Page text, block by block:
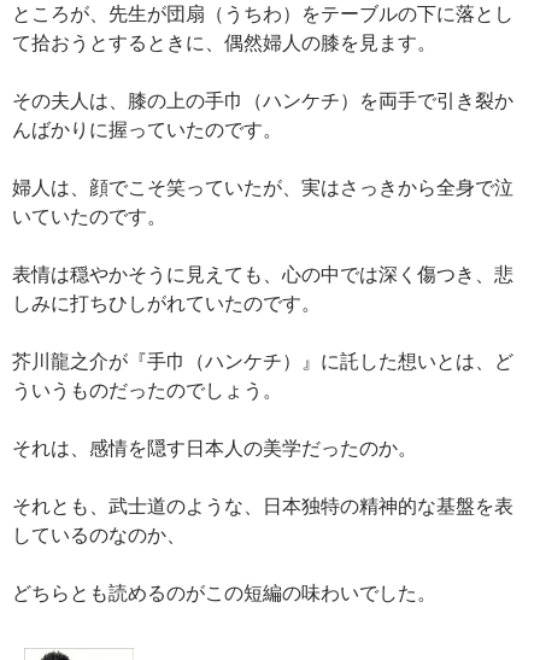
ところが、先生が団扇（うちわ）をテーブルの下に落とし
て拾おうとするときに、偶然婦人の膝を見ます。
その夫人は、膝の上の手巾（ハンケチ）を両手で引き裂か
んばかりに握っていたのです。
婦人は、顔でこそ笑っていたが、実はさっきから全身で泣
いていたのです。
表情は穏やかそうに見えても、心の中では深く傷つき、悲
しみに打ちひしがれていたのです。
芥川龍之介が『手巾（ハンケチ）』に託した想いとは、ど
ういうものだったのでしょう。
それは、感情を隠す日本人の美学だったのか。
それとも、武士道のような、日本独特の精神的な基盤を表
しているのなのか、
どちらとも読めるのがこの短編の味わいでした。